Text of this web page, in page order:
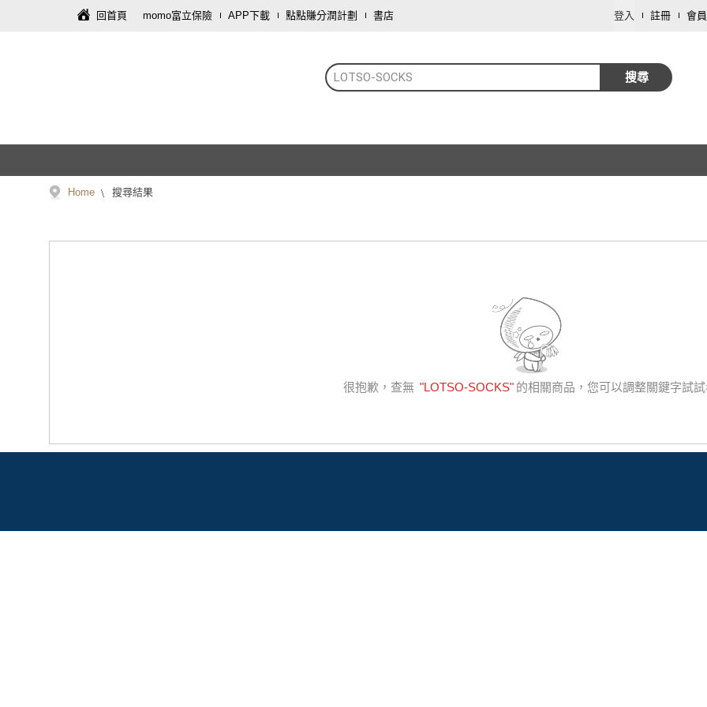
回首頁 momo富立保險 APP下載 點點賺分潤計劃 書店 登入 註冊 會
LOTSO-SOCKS 搜尋
Home 搜尋結果
很抱歉，查無 "LOTSO-SOCKS" 的相關商品，您可以調整關鍵字試